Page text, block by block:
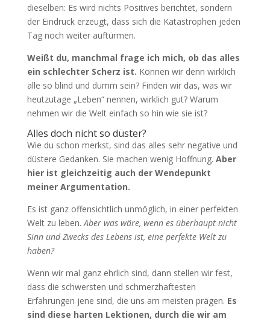
dieselben: Es wird nichts Positives berichtet, sondern
der Eindruck erzeugt, dass sich die Katastrophen jeden
Tag noch weiter auftürmen.
Weißt du, manchmal frage ich mich, ob das alles
ein schlechter Scherz ist. Können wir denn wirklich
alle so blind und dumm sein? Finden wir das, was wir
heutzutage „Leben“ nennen, wirklich gut? Warum
nehmen wir die Welt einfach so hin wie sie ist?
Alles doch nicht so düster?
Wie du schon merkst, sind das alles sehr negative und
düstere Gedanken. Sie machen wenig Hoffnung. Aber
hier ist gleichzeitig auch der Wendepunkt
meiner Argumentation.
Es ist ganz offensichtlich unmöglich, in einer perfekten
Welt zu leben.Aber was wäre, wenn es überhaupt nicht
Sinn und Zwecks des Lebens ist, eine perfekte Welt zu
haben?
Wenn wir mal ganz ehrlich sind, dann stellen wir fest,
dass die schwersten und schmerzhaftesten
Erfahrungen jene sind, die uns am meisten prägen. Es
sind diese harten Lektionen, durch die wir am